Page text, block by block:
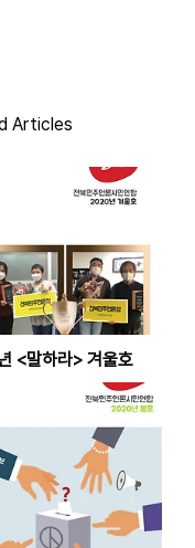
Articles
<말하라> 겨울호